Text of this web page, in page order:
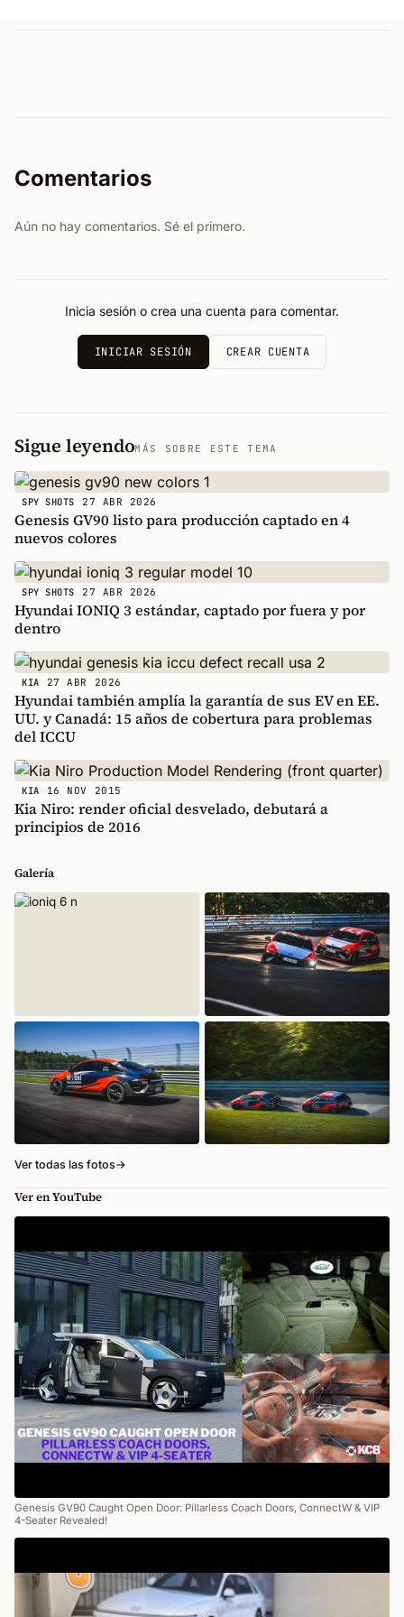
Comentarios
Aún no hay comentarios. Sé el primero.
Inicia sesión o crea una cuenta para comentar.
INICIAR SESIÓN CREAR CUENTA
Sigue leyendoMÁS SOBRE ESTE TEMA
SPY SHOTS 27 ABR 2026
Genesis GV90 listo para producción captado en 4
nuevos colores
SPY SHOTS 27 ABR 2026
Hyundai IONIQ 3 estándar, captado por fuera y por
dentro
KIA 27 ABR 2026
Hyundai también amplía la garantía de sus EV en EE.
UU. y Canadá: 15 años de cobertura para problemas
del ICCU
KIA 16 NOV 2015
Kia Niro: render oficial desvelado, debutará a
principios de 2016
Galería
Ver todas las fotos→
Ver en YouTube
Genesis GV90 Caught Open Door: Pillarless Coach Doors, ConnectW & VIP
4-Seater Revealed!